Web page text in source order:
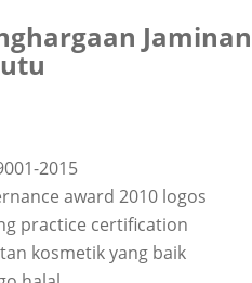
Jaminan